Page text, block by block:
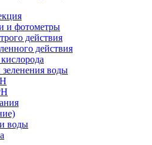
и фотометры
действия
действия
воды
воды